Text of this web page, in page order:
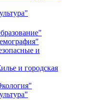
и
и городская